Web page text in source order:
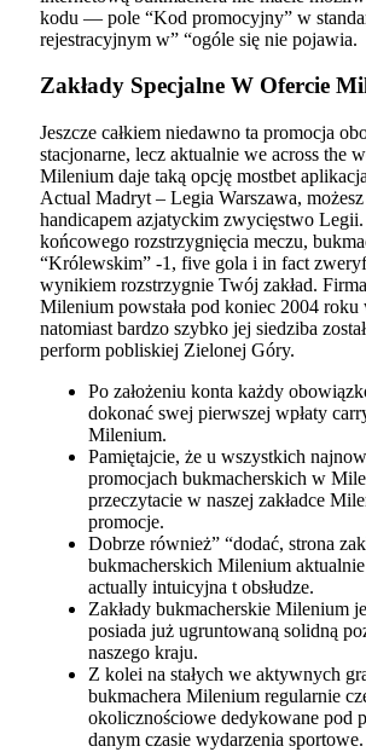
kodu — pole “Kod promocyjny” w
rejestracyjnym w” “ogóle się nie pojawia.
Zakłady Specjalne W Ofercie
Jeszcze całkiem niedawno ta promocja
stacjonarne, lecz aktualnie we across the
Milenium daje taką opcję mostbet
Actual Madryt – Legia Warszawa,
handicapem azjatyckim zwycięstwo
końcowego rozstrzygnięcia meczu,
“Królewskim” -1, five gola i in fact
wynikiem rozstrzygnie Twój zakład.
Milenium powstała pod koniec 2004 roku
natomiast bardzo szybko jej siedziba
perform pobliskiej Zielonej Góry.
Po założeniu konta każdy
dokonać swej pierwszej wpłaty
Milenium.
Pamiętajcie, że u wszystkich
promocjach bukmacherskich w
przeczytacie w naszej zakładce
promocje.
Dobrze również” “dodać, strona
bukmacherskich Milenium
actually intuicyjna t obsłudze.
Zakłady bukmacherskie Milenium
posiada już ugruntowaną solidną
naszego kraju.
Z kolei na stałych we aktywnych
bukmachera Milenium regularnie
okolicznościowe dedykowane pod
danym czasie wydarzenia sportowe.